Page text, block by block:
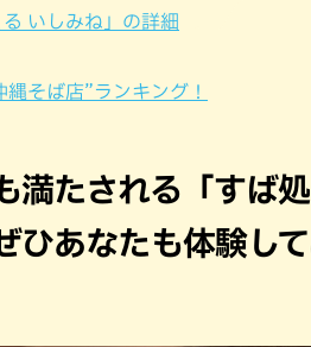
いしみね」の詳細
そば店”ランキング！
満たされる「すば
ひあなたも体験して